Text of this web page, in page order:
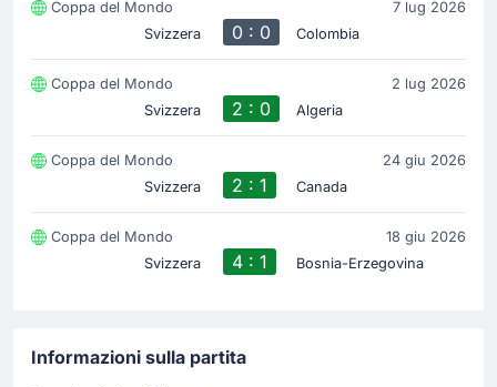
Coppa del Mondo
7 lug 2026
Svizzera
0 : 0 Colombia
Coppa del Mondo
2 lug 2026
Svizzera
2 : 0 Algeria
Coppa del Mondo
24 giu 2026
Svizzera
2 : 1 Canada
Coppa del Mondo
18 giu 2026
Svizzera
4 : 1 Bosnia-Erzegovina
Informazioni sulla partita